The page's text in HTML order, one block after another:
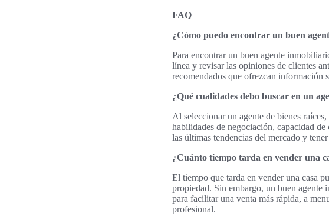
FAQ
¿Cómo puedo encontrar un buen
Para encontrar un buen agente
línea y revisar las opiniones de clientes
recomendados que ofrezcan información
¿Qué cualidades debo buscar en un
Al seleccionar un agente de bienes
habilidades de negociación, capacidad
las últimas tendencias del mercado y
¿Cuánto tiempo tarda en vender una
El tiempo que tarda en vender una casa
propiedad. Sin embargo, un buen agente
para facilitar una venta más rápida, a
profesional.